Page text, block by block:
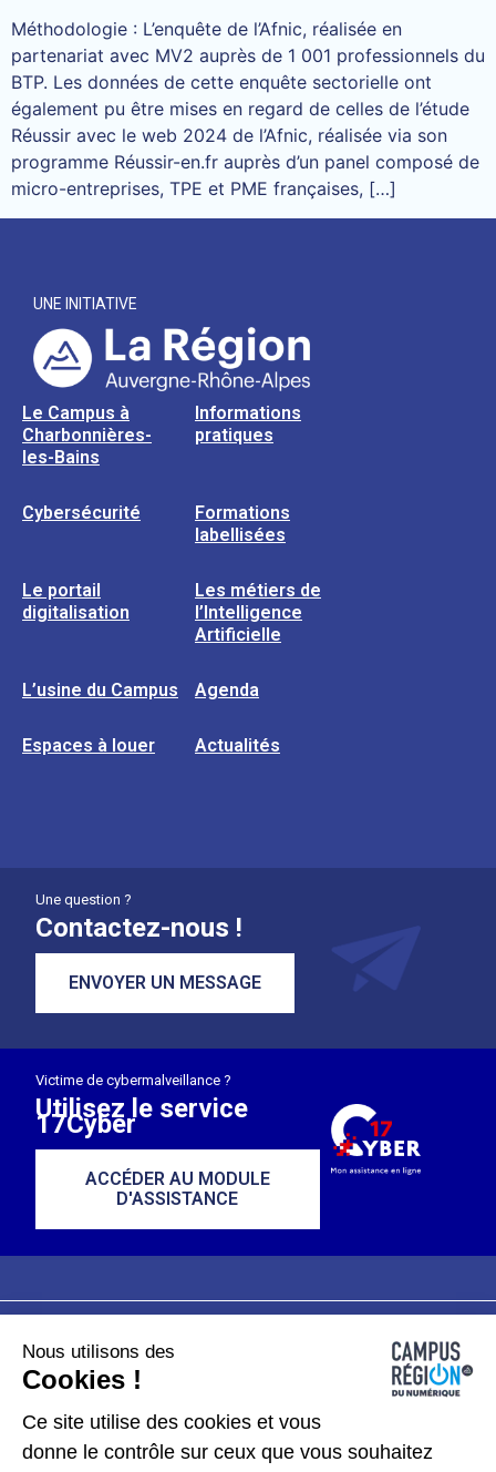
Méthodologie : L’enquête de l’Afnic, réalisée en
partenariat avec MV2 auprès de 1 001 professionnels du
BTP. Les données de cette enquête sectorielle ont
également pu être mises en regard de celles de l’étude
Réussir avec le web 2024 de l’Afnic, réalisée via son
programme Réussir-en.fr auprès d’un panel composé de
micro-entreprises, TPE et PME françaises, […]
UNE INITIATIVE
Le Campus à
Charbonnières-
les-Bains
Informations
pratiques
Cybersécurité
Formations
labellisées
Le portail
digitalisation
Les métiers de
l’Intelligence
Artificielle
L’usine du Campus Agenda
Espaces à louer Actualités
Une question ?
Contactez-nous !
ENVOYER UN MESSAGE
Victime de cybermalveillance ?
Utilisez le service
17Cyber
ACCÉDER AU MODULE
D'ASSISTANCE
Plan du site
Données personnelles
Nous utilisons des
Cookies !
Ce site utilise des cookies et vous
donne le contrôle sur ceux que vous souhaitez